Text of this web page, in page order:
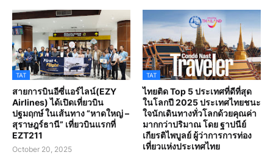
TAT
สายการบินอีซี่แอร์ไลน์(EZY
Airlines) ได้เปิดเที่ยวบิน
ปฐมฤกษ์ ในเส้นทาง “หาดใหญ่ –
สุราษฎร์ธานี” เที่ยวบินแรกที่
EZT211
October 20, 2025
TAT
ไทยติด Top 5 ประเทศที่ดีที่สุด
ในโลกปี 2025 ประเทศไทยชนะ
ใจนักเดินทางทั่วโลกด้วยคุณค่า
มากกว่าปริมาณ โดย ฐาปนีย์
เกียรติไพบูลย์ ผู้ว่าการการท่อง
เที่ยวแห่งประเทศไทย